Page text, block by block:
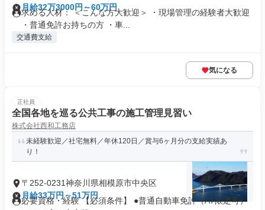
月給32万3000円～60万円
求める人材： ＜こんな方大歓迎＞ ・現場管理の経験者大歓迎
・普通免許お持ちの方 ・車...
交通費支給
気になる
正社員
全国各地を巡る公共工事の施工管理見習い
株式会社西和工務店
未経験歓迎／社宅無料／年休120日／賞与6ヶ月分の支給実績あ
り！
〒252-0231神奈川県相模原市中央区
月給33万円～51万円
必要資格・経験 【必須条件】 ●普通自動車免許（AT限定可）